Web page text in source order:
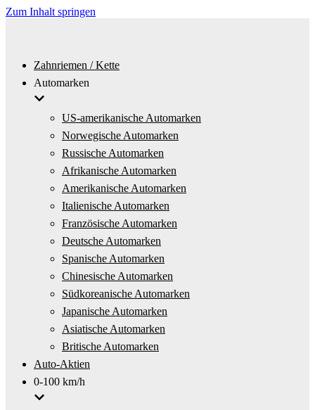
Zum Inhalt springen
Zahnriemen / Kette
Automarken
US-amerikanische Automarken
Norwegische Automarken
Russische Automarken
Afrikanische Automarken
Amerikanische Automarken
Italienische Automarken
Französische Automarken
Deutsche Automarken
Spanische Automarken
Chinesische Automarken
Südkoreanische Automarken
Japanische Automarken
Asiatische Automarken
Britische Automarken
Auto-Aktien
0-100 km/h